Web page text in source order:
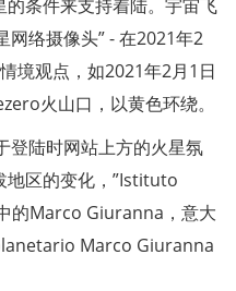
条件来支持着陆。宇宙飞
网络摄像头” - 在2021年2
境观点，如2021年2月1日
火山口，以黄色环绕。
登陆时网站上方的火星氛
地区的变化，”Istituto
的Marco Giuranna，意大
Marco Giuranna